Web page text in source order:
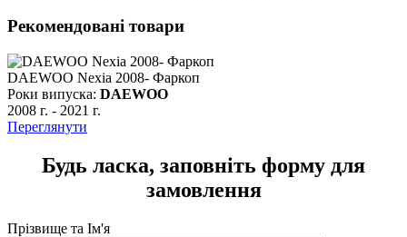
Рекомендовані товари
DAEWOO Nexia 2008- Фаркоп
Роки випуска: DAEWOO
2008 г. - 2021 г.
Переглянути
Будь ласка, заповніть форму для
замовлення
Прізвище та Ім'я